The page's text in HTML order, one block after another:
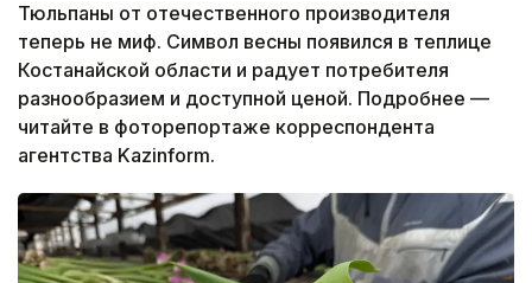
Тюльпаны от отечественного производителя
теперь не миф. Символ весны появился в теплице
Костанайской области и радует потребителя
разнообразием и доступной ценой. Подробнее —
читайте в фоторепортаже корреспондента
агентства Kazinform.